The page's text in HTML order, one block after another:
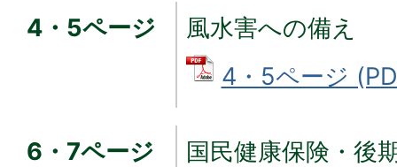
4・5ページ
風水害への備え
4・5ページ
6・7ページ
国民健康保険・後